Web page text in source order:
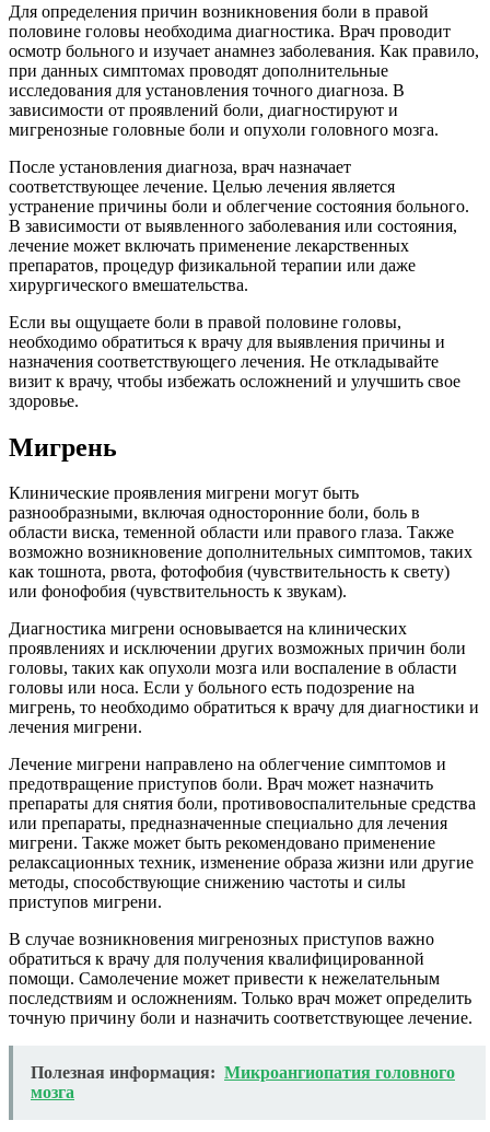
Для определения причин возникновения боли в правой
половине головы необходима диагностика. Врач проводит
осмотр больного и изучает анамнез заболевания. Как правило,
при данных симптомах проводят дополнительные
исследования для установления точного диагноза. В
зависимости от проявлений боли, диагностируют и
мигренозные головные боли и опухоли головного мозга.
После установления диагноза, врач назначает
соответствующее лечение. Целью лечения является
устранение причины боли и облегчение состояния больного.
В зависимости от выявленного заболевания или состояния,
лечение может включать применение лекарственных
препаратов, процедур физикальной терапии или даже
хирургического вмешательства.
Если вы ощущаете боли в правой половине головы,
необходимо обратиться к врачу для выявления причины и
назначения соответствующего лечения. Не откладывайте
визит к врачу, чтобы избежать осложнений и улучшить свое
здоровье.
Мигрень
Клинические проявления мигрени могут быть
разнообразными, включая односторонние боли, боль в
области виска, теменной области или правого глаза. Также
возможно возникновение дополнительных симптомов, таких
как тошнота, рвота, фотофобия (чувствительность к свету)
или фонофобия (чувствительность к звукам).
Диагностика мигрени основывается на клинических
проявлениях и исключении других возможных причин боли
головы, таких как опухоли мозга или воспаление в области
головы или носа. Если у больного есть подозрение на
мигрень, то необходимо обратиться к врачу для диагностики и
лечения мигрени.
Лечение мигрени направлено на облегчение симптомов и
предотвращение приступов боли. Врач может назначить
препараты для снятия боли, противовоспалительные средства
или препараты, предназначенные специально для лечения
мигрени. Также может быть рекомендовано применение
релаксационных техник, изменение образа жизни или другие
методы, способствующие снижению частоты и силы
приступов мигрени.
В случае возникновения мигренозных приступов важно
обратиться к врачу для получения квалифицированной
помощи. Самолечение может привести к нежелательным
последствиям и осложнениям. Только врач может определить
точную причину боли и назначить соответствующее лечение.
Полезная информация: Микроангиопатия головного
мозга